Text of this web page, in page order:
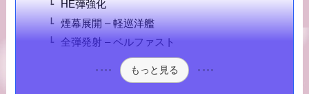
HE弾強化
煙幕展開 – 軽巡洋艦
全弾発射 – ベルファスト
もっと見る